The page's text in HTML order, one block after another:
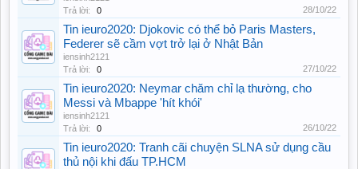
Trả lời:
0 28/10/22
Tin ieuro2020: Djokovic có thể bỏ Paris Masters,
Federer sẽ cầm vợt trở lại ở Nhật Bản
iensinh2121
Trả lời:
0 27/10/22
Tin ieuro2020: Neymar chăm chỉ lạ thường, cho
Messi và Mbappe 'hít khói'
iensinh2121
Trả lời:
0 26/10/22
Tin ieuro2020: Tranh cãi chuyện SLNA sử dụng cầu
thủ nội khi đấu TP.HCM